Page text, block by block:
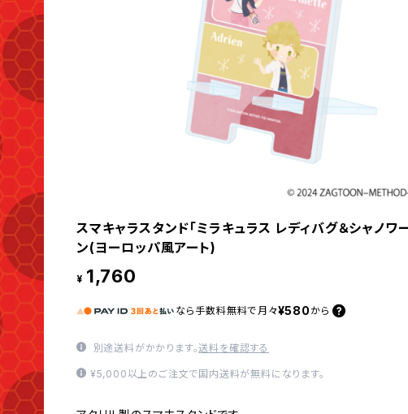
スマキャラスタンド「ミラキュラス レディバグ＆シャノ
ン(ヨーロッパ風アート)
¥ 1,760
なら 手数料無料で 月々¥580 から
別途送料がかかります。送料を確認する
¥5,000以上のご注文で国内送料が無料になります。